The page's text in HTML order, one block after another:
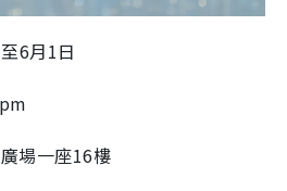
6月1日
場一座16樓